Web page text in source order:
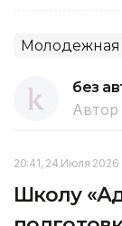
Молодежная
без
Автор
20:41, 24 Июля 2026
Школу